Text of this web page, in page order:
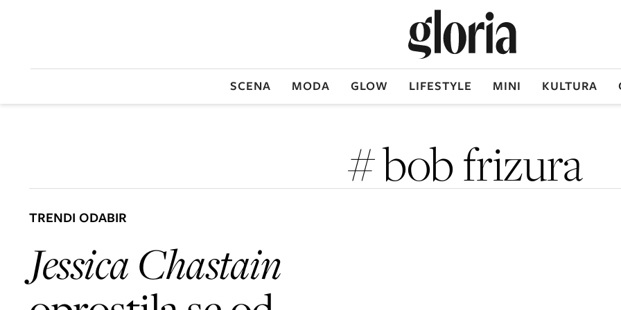
SCENA MODA GLOW LIFESTYLE MINI KULTURA
# bob frizura
TRENDI ODABIR
Jessica Chastain